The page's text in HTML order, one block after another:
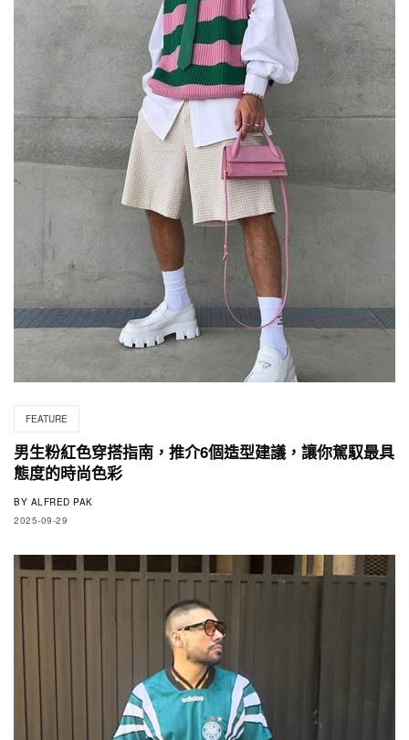
FEATURE
男生粉紅色穿搭指南，推介6個造型建議，讓你駕馭最具
態度的時尚色彩
BY ALFRED PAK
2025-09-29